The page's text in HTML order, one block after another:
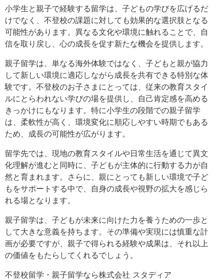
小学生と親子で経験する留学は、子どもの学びを広げるだ
けでなく、不登校の課題に対しても効果的な選択肢となる
可能性があります。異なる文化や環境に触れることで、自
信を取り戻し、心の成長を促す新たな機会を提供します。
親子留学は、単なる海外体験ではなく、子どもと親が協力
して新しい環境に適応しながら成長を共有できる特別な体
験です。不登校のお子さまにとっては、従来の教育スタイ
ルにとらわれない学びの場を提供し、自己肯定感を高める
きっかけにもなります。特に小学生の段階での親子留学
は、柔軟性が高く、環境変化に順応しやすい時期でもある
ため、成長の可能性が広がります。
留学先では、現地の教育スタイルや日常生活を通じて異文
化理解が進むと同時に、子どもが主体的に行動する力が自
然と育まれます。さらに、親にとっても新しい環境で子ど
もをサポートする中で、自身の成長や視野の拡大を感じら
れる場となります。
親子留学は、子どもが未来に向けた力を養うための一歩と
して大きな意義を持ちます。その準備や実現には慎重な計
画が必要ですが、親子で得られる経験や成果は、それ以上
の価値をもたらしてくれるでしょう。
不登校留学・親子留学なら株式会社 スタディア